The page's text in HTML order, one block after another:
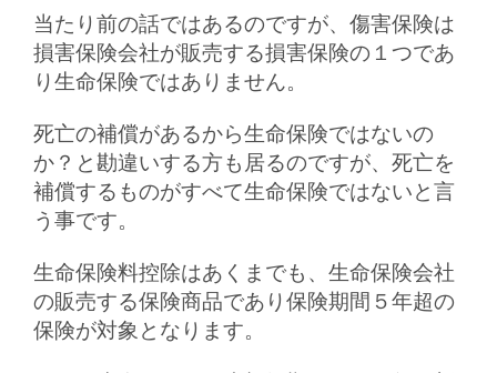
当たり前の話ではあるのですが、傷害保険は
損害保険会社が販売する損害保険の１つであ
り生命保険ではありません。
死亡の補償があるから生命保険ではないの
か？と勘違いする方も居るのですが、死亡を
補償するものがすべて生命保険ではないと言
う事です。
生命保険料控除はあくまでも、生命保険会社
の販売する保険商品であり保険期間５年超の
保険が対象となります。